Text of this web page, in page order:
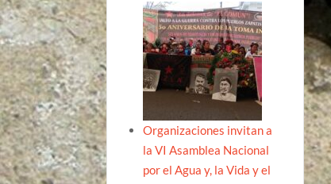
Organizaciones invitan a
la VI Asamblea Nacional
por el Agua y, la Vida y el